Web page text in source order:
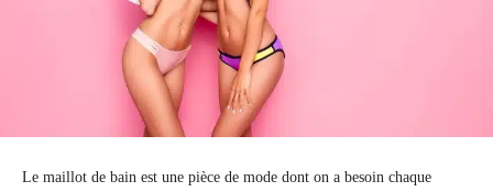
Le maillot de bain est une pièce de mode dont on a besoin chaque